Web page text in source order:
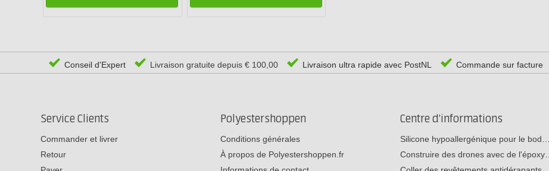
Conseil d'Expert Livraison gratuite depuis € 100,00 Livraison ultra rapide avec PostNL Commande sur facture
Service Clients
Commander et livrer
Retour
Polyestershoppen
Conditions générales
À propos de Polyestershoppen.fr
Centre d'informations
Silicone hypoallergénique pour le bod…
Construire des drones avec de l'époxy…